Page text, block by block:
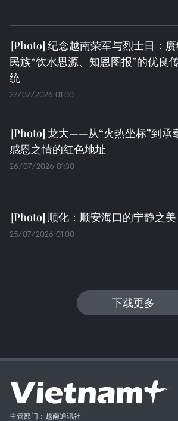
纪念越南荣军与烈士日：
民族“饮水思源、知恩图报”的优良
统
27/07/2026 01:00
龙大——从“火热坐标”到承
感恩之情的红色地址
26/07/2026 01:30
顺化：顺安海口的宁静之美
25/07/2026 01:00
下载更多
主管部门：越南通讯社